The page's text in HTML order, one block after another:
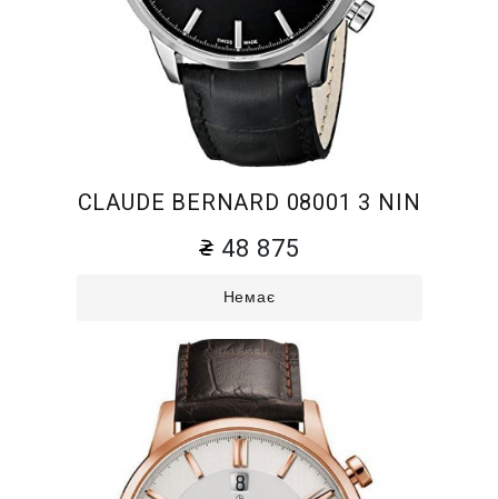
CLAUDE BERNARD 08001 3 NIN
48 875
Немає